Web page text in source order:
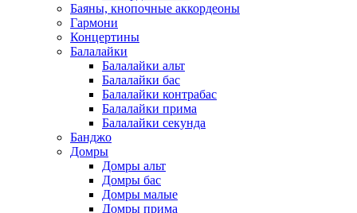
Баяны, кнопочные аккордеоны
Гармони
Концертины
Балалайки
Балалайки альт
Балалайки бас
Балалайки контрабас
Балалайки прима
Балалайки секунда
Банджо
Домры
Домры альт
Домры бас
Домры малые
Домры прима